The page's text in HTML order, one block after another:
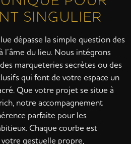
SINGULIER
dépasse la simple question des
l’âme du lieu. Nous intégrons
marqueteries secrètes ou des
qui font de votre espace un
Que votre projet se situe à
notre accompagnement
parfaite pour les
Chaque courbe est
gestuelle propre,